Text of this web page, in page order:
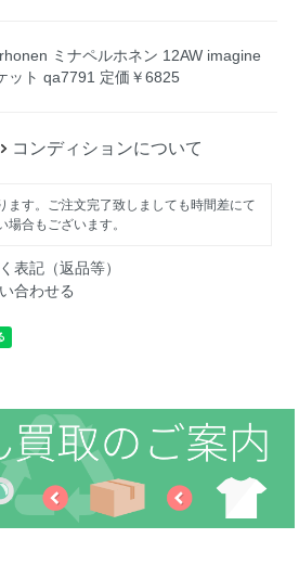
ミナペルホネン 12AW imagine
ット qa7791 定価￥6825
コンディションについて
す。ご注文完了致しましても時間差にて
合もございます。
表記（返品等）
合わせる